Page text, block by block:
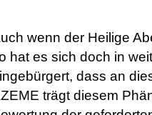
wenn der Heilige
hat es sich doch in
dass an
trägt diesem